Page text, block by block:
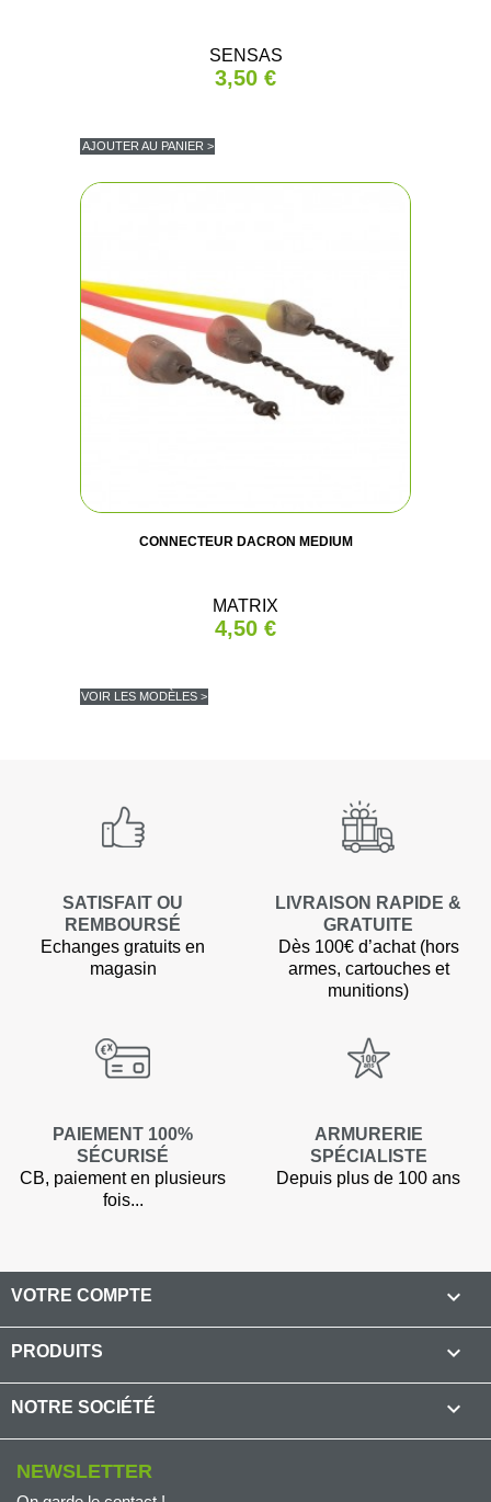
SENSAS
3,50 €
AJOUTER AU PANIER >
CONNECTEUR DACRON MEDIUM
MATRIX
4,50 €
VOIR LES MODÈLES >
SATISFAIT OU
REMBOURSÉ
Echanges gratuits en
magasin
LIVRAISON RAPIDE &
GRATUITE
Dès 100€ d’achat (hors
armes, cartouches et
munitions)
PAIEMENT 100%
SÉCURISÉ
CB, paiement en plusieurs
fois...
ARMURERIE
SPÉCIALISTE
Depuis plus de 100 ans
VOTRE COMPTE 
PRODUITS 
NOTRE SOCIÉTÉ 
NEWSLETTER